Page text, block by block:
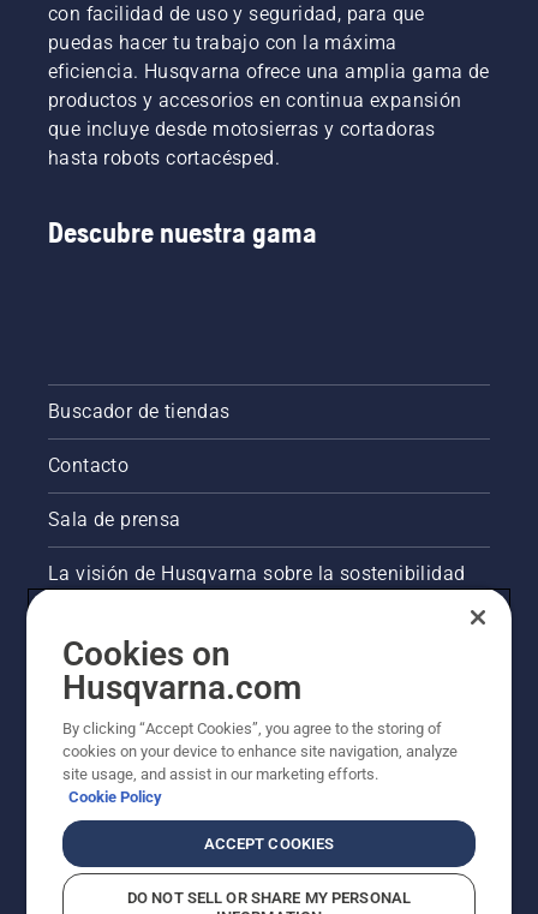
con facilidad de uso y seguridad, para que
puedas hacer tu trabajo con la máxima
eficiencia. Husqvarna ofrece una amplia gama de
productos y accesorios en continua expansión
que incluye desde motosierras y cortadoras
hasta robots cortacésped.
Descubre nuestra gama
Buscador de tiendas
Contacto
Sala de prensa
La visión de Husqvarna sobre la sostenibilidad
Otros sitios de Husqvarna
Cookies on
Husqvarna.com
By clicking “Accept Cookies”, you agree to the storing of
cookies on your device to enhance site navigation, analyze
site usage, and assist in our marketing efforts.
Cookie Policy
ACCEPT COOKIES
DO NOT SELL OR SHARE MY PERSONAL